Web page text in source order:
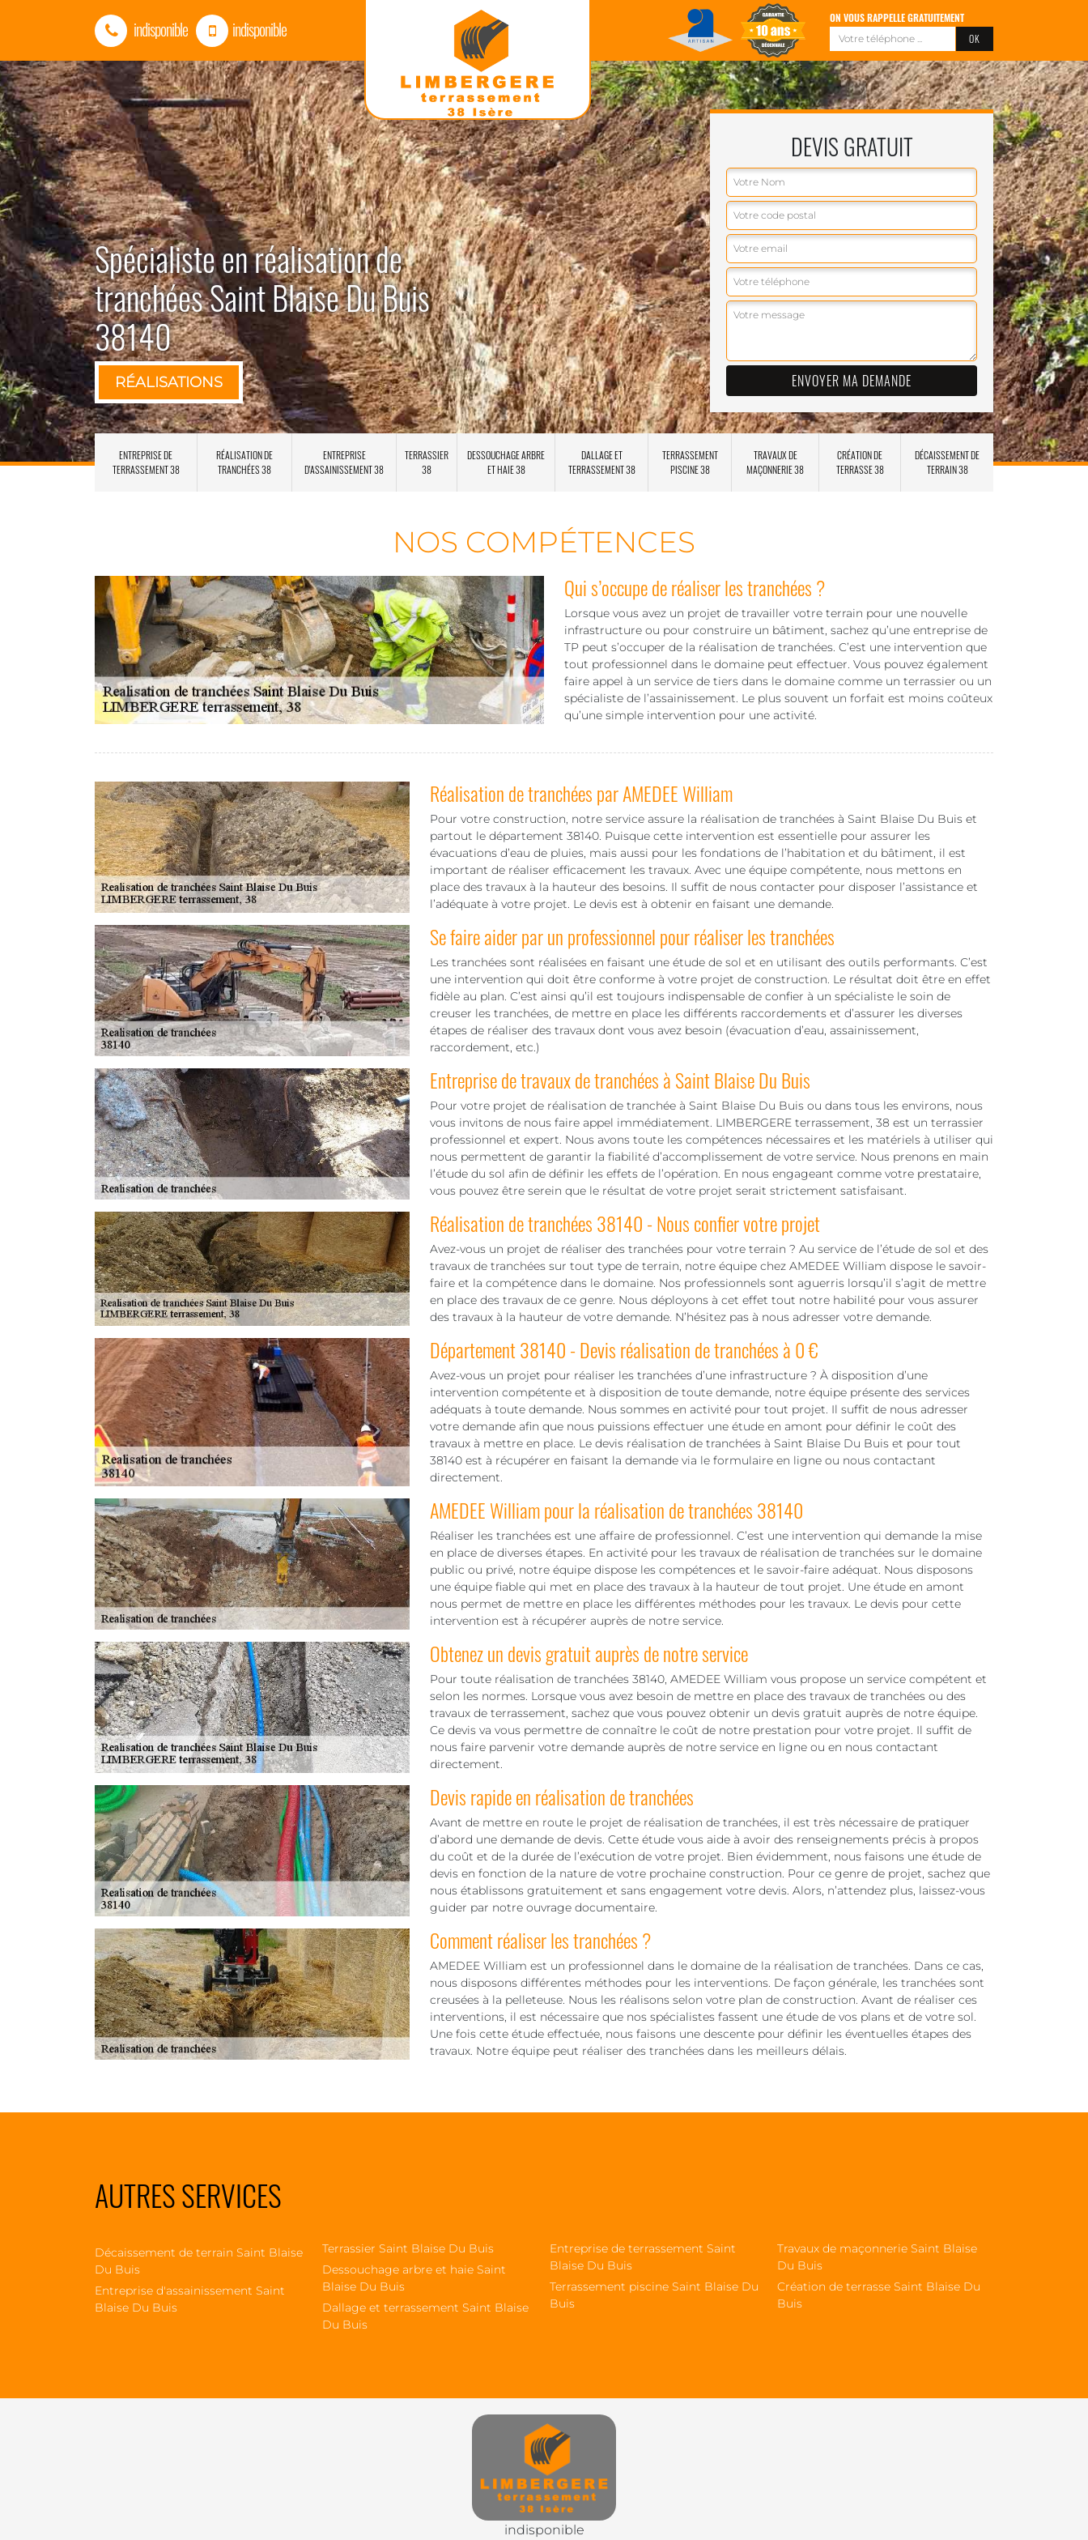
indisponible indisponible ON VOUS RAPPELLE GRATUITEMENT
Spécialiste en réalisation de
tranchées Saint Blaise Du Buis
38140
RÉALISATIONS
DEVIS GRATUIT
ENTREPRISE DE
TERRASSEMENT 38
RÉALISATION DE
TRANCHÉES 38
ENTREPRISE
D'ASSAINISSEMENT 38
TERRASSIER
38
DESSOUCHAGE ARBRE
ET HAIE 38
DALLAGE ET
TERRASSEMENT 38
TERRASSEMENT
PISCINE 38
TRAVAUX DE
MAÇONNERIE 38
CRÉATION DE
TERRASSE 38
DÉCAISSEMENT DE
TERRAIN 38
NOS COMPÉTENCES
Qui s’occupe de réaliser les tranchées ?
Lorsque vous avez un projet de travailler votre terrain pour une nouvelle
infrastructure ou pour construire un bâtiment, sachez qu’une entreprise de
TP peut s’occuper de la réalisation de tranchées. C’est une intervention que
tout professionnel dans le domaine peut effectuer. Vous pouvez également
faire appel à un service de tiers dans le domaine comme un terrassier ou un
spécialiste de l’assainissement. Le plus souvent un forfait est moins coûteux
qu’une simple intervention pour une activité.
Réalisation de tranchées par AMEDEE William
Pour votre construction, notre service assure la réalisation de tranchées à Saint Blaise Du Buis et
partout le département 38140. Puisque cette intervention est essentielle pour assurer les
évacuations d’eau de pluies, mais aussi pour les fondations de l’habitation et du bâtiment, il est
important de réaliser efficacement les travaux. Avec une équipe compétente, nous mettons en
place des travaux à la hauteur des besoins. Il suffit de nous contacter pour disposer l’assistance et
l’adéquate à votre projet. Le devis est à obtenir en faisant une demande.
Se faire aider par un professionnel pour réaliser les tranchées
Les tranchées sont réalisées en faisant une étude de sol et en utilisant des outils performants. C’est
une intervention qui doit être conforme à votre projet de construction. Le résultat doit être en effet
fidèle au plan. C’est ainsi qu’il est toujours indispensable de confier à un spécialiste le soin de
creuser les tranchées, de mettre en place les différents raccordements et d’assurer les diverses
étapes de réaliser des travaux dont vous avez besoin (évacuation d’eau, assainissement,
raccordement, etc.)
Entreprise de travaux de tranchées à Saint Blaise Du Buis
Pour votre projet de réalisation de tranchée à Saint Blaise Du Buis ou dans tous les environs, nous
vous invitons de nous faire appel immédiatement. LIMBERGERE terrassement, 38 est un terrassier
professionnel et expert. Nous avons toute les compétences nécessaires et les matériels à utiliser qui
nous permettent de garantir la fiabilité d’accomplissement de votre service. Nous prenons en main
l’étude du sol afin de définir les effets de l’opération. En nous engageant comme votre prestataire,
vous pouvez être serein que le résultat de votre projet serait strictement satisfaisant.
Réalisation de tranchées 38140 - Nous confier votre projet
Avez-vous un projet de réaliser des tranchées pour votre terrain ? Au service de l’étude de sol et des
travaux de tranchées sur tout type de terrain, notre équipe chez AMEDEE William dispose le savoir-
faire et la compétence dans le domaine. Nos professionnels sont aguerris lorsqu’il s’agit de mettre
en place des travaux de ce genre. Nous déployons à cet effet tout notre habilité pour vous assurer
des travaux à la hauteur de votre demande. N’hésitez pas à nous adresser votre demande.
Département 38140 - Devis réalisation de tranchées à 0 €
Avez-vous un projet pour réaliser les tranchées d’une infrastructure ? À disposition d’une
intervention compétente et à disposition de toute demande, notre équipe présente des services
adéquats à toute demande. Nous sommes en activité pour tout projet. Il suffit de nous adresser
votre demande afin que nous puissions effectuer une étude en amont pour définir le coût des
travaux à mettre en place. Le devis réalisation de tranchées à Saint Blaise Du Buis et pour tout
38140 est à récupérer en faisant la demande via le formulaire en ligne ou nous contactant
directement.
AMEDEE William pour la réalisation de tranchées 38140
Réaliser les tranchées est une affaire de professionnel. C’est une intervention qui demande la mise
en place de diverses étapes. En activité pour les travaux de réalisation de tranchées sur le domaine
public ou privé, notre équipe dispose les compétences et le savoir-faire adéquat. Nous disposons
une équipe fiable qui met en place des travaux à la hauteur de tout projet. Une étude en amont
nous permet de mettre en place les différentes méthodes pour les travaux. Le devis pour cette
intervention est à récupérer auprès de notre service.
Obtenez un devis gratuit auprès de notre service
Pour toute réalisation de tranchées 38140, AMEDEE William vous propose un service compétent et
selon les normes. Lorsque vous avez besoin de mettre en place des travaux de tranchées ou des
travaux de terrassement, sachez que vous pouvez obtenir un devis gratuit auprès de notre équipe.
Ce devis va vous permettre de connaître le coût de notre prestation pour votre projet. Il suffit de
nous faire parvenir votre demande auprès de notre service en ligne ou en nous contactant
directement.
Devis rapide en réalisation de tranchées
Avant de mettre en route le projet de réalisation de tranchées, il est très nécessaire de pratiquer
d’abord une demande de devis. Cette étude vous aide à avoir des renseignements précis à propos
du coût et de la durée de l’exécution de votre projet. Bien évidemment, nous faisons une étude de
devis en fonction de la nature de votre prochaine construction. Pour ce genre de projet, sachez que
nous établissons gratuitement et sans engagement votre devis. Alors, n’attendez plus, laissez-vous
guider par notre ouvrage documentaire.
Comment réaliser les tranchées ?
AMEDEE William est un professionnel dans le domaine de la réalisation de tranchées. Dans ce cas,
nous disposons différentes méthodes pour les interventions. De façon générale, les tranchées sont
creusées à la pelleteuse. Nous les réalisons selon votre plan de construction. Avant de réaliser ces
interventions, il est nécessaire que nos spécialistes fassent une étude de vos plans et de votre sol.
Une fois cette étude effectuée, nous faisons une descente pour définir les éventuelles étapes des
travaux. Notre équipe peut réaliser des tranchées dans les meilleurs délais.
AUTRES SERVICES
Décaissement de terrain Saint Blaise
Du Buis
Entreprise d'assainissement Saint
Blaise Du Buis
Terrassier Saint Blaise Du Buis
Dessouchage arbre et haie Saint
Blaise Du Buis
Dallage et terrassement Saint Blaise
Du Buis
Entreprise de terrassement Saint
Blaise Du Buis
Terrassement piscine Saint Blaise Du
Buis
Travaux de maçonnerie Saint Blaise
Du Buis
Création de terrasse Saint Blaise Du
Buis
indisponible